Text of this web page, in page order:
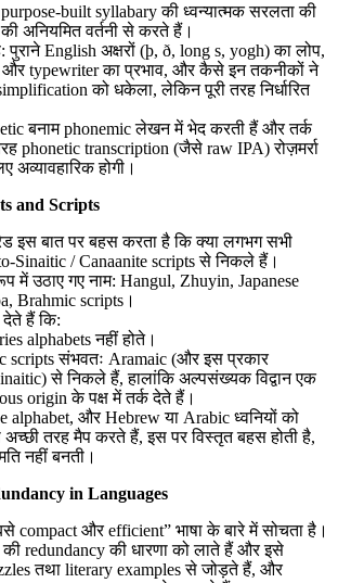
purpose-built syllabary की ध्वन्यात्मक सरलता की
अनियमित वर्तनी से करते हैं।
पुराने English अक्षरों (þ, ð, long s, yogh) का लोप,
और typewriter का प्रभाव, और कैसे इन तकनीकों ने
को धकेला, लेकिन पूरी तरह निर्धारित
बनाम phonemic लेखन में भेद करती हैं और तर्क
phonetic transcription (जैसे raw IPA) रोज़मर्रा
अव्यावहारिक होगी।
and Scripts
इस बात पर बहस करता है कि क्या लगभग सभी
/ Canaanite scripts से निकले हैं।
में उठाए गए नाम: Hangul, Zhuyin, Japanese
Brahmic scripts।
हैं कि:
alphabets नहीं होते।
scripts संभवतः Aramaic (और इस प्रकार
से निकले हैं, हालांकि अल्पसंख्यक विद्वान एक
origin के पक्ष में तर्क देते हैं।
alphabet, और Hebrew या Arabic ध्वनियों को
अच्छी तरह मैप करते हैं, इस पर विस्तृत बहस होती है,
नहीं बनती।
in Languages
compact और efficient” भाषा के बारे में सोचता है।
की redundancy की धारणा को लाते हैं और इसे
तथा literary examples से जोड़ते हैं, और